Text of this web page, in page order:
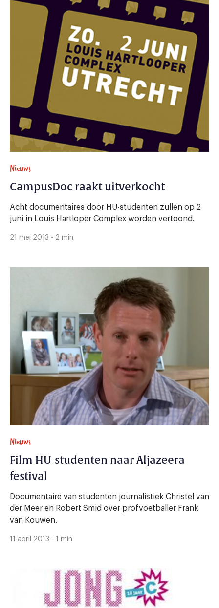
Nieuws
CampusDoc raakt uitverkocht
Acht documentaires door HU-studenten zullen op 2
juni in Louis Hartloper Complex worden vertoond.
21 mei 2013 - 2 min.
Nieuws
Film HU-studenten naar Aljazeera
festival
Documentaire van studenten journalistiek Christel van
der Meer en Robert Smid over profvoetballer Frank
van Kouwen.
11 april 2013 - 1 min.